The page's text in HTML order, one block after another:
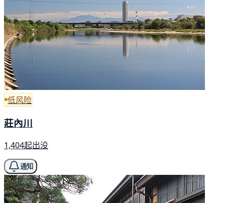
低风险
莊內川
1,404起出没
通知